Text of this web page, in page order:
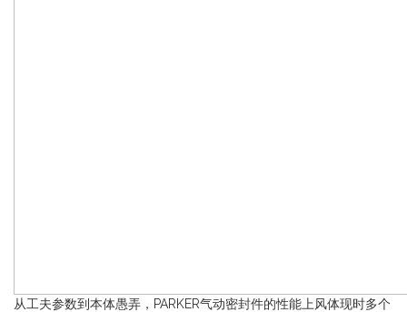
从工夫参数到本体愚弄，PARKER气动密封件的性能上风体现时多个